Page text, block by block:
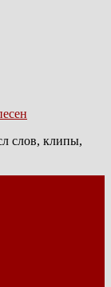
слов, клипы,